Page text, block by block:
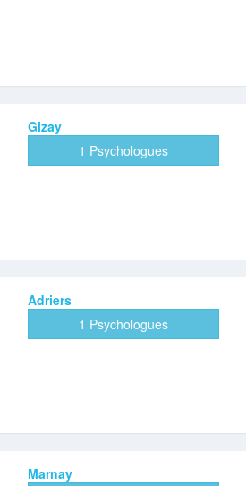
Gizay
1 Psychologues
Adriers
1 Psychologues
Marnay